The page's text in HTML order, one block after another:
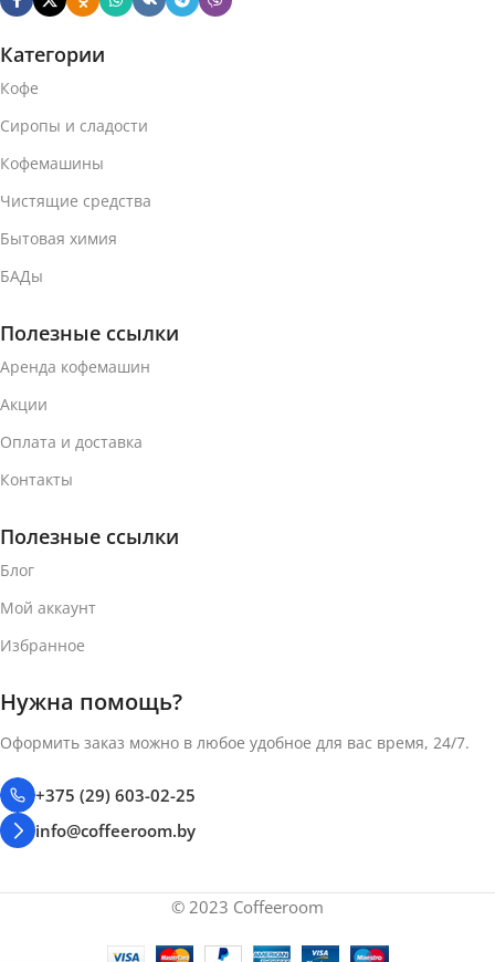
Категории
Кофе
Сиропы и сладости
Кофемашины
Чистящие средства
Бытовая химия
БАДы
Полезные ссылки
Аренда кофемашин
Акции
Оплата и доставка
Контакты
Полезные ссылки
Блог
Мой аккаунт
Избранное
Нужна помощь?
Оформить заказ можно в любое удобное для вас время, 24/7.
+375 (29) 603-02-25
info@coffeeroom.by
© 2023 Coffeeroom